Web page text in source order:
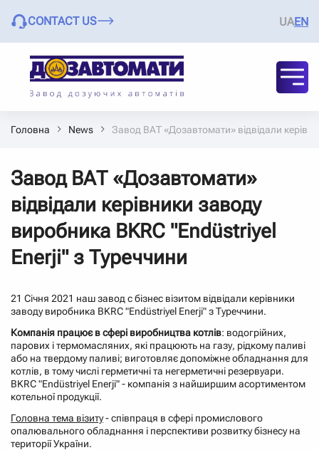
CONTACT US UAEN
Головна News Завод ВАТ «Дозавтомати» відвідали
Завод ВАТ «Дозавтомати»
відвідали керівники заводу
виробника BKRC "Endüstriyel
Enerji" з Туреччини
21 Січня 2021 наш завод c бізнес візитом відвідали керівники
заводу виробника BKRC "Endüstriyel Enerji" з Туреччини.
Компанія працює в сфері виробництва котлів: водогрійних,
парових і термомасляних, які працюють на газу, рідкому паливі
або на твердому паливі; виготовляє допоміжне обладнання для
котлів, в тому числі герметичні та негерметичні резервуари.
BKRC "Endüstriyel Enerji" - компанія з найширшим асортиментом
котельної продукції.
Головна тема візиту- співпраця в сфері промислового
опалювального обладнання і перспективи розвитку бізнесу на
території України.